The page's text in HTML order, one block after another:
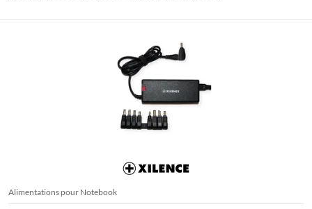
Alimentations pour Notebook